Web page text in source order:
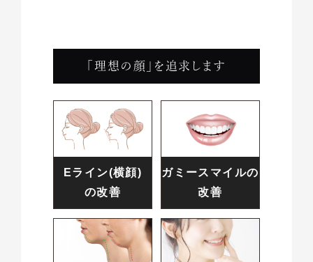
「理想の顔」を追求します
Eライン(横顔)
の改善
ガミースマイルの
改善